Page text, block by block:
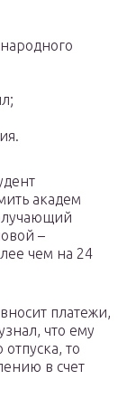
академ
–
чем на 24
платежи,
что ему
то
в счет